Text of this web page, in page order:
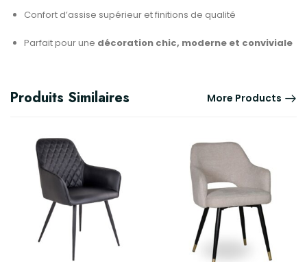
Confort d’assise supérieur et finitions de qualité
Parfait pour une décoration chic, moderne et conviviale
Produits Similaires More Products